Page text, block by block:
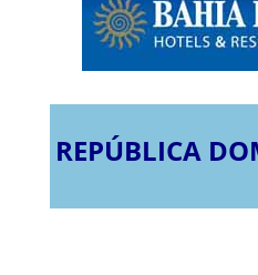
REPÚBLICA